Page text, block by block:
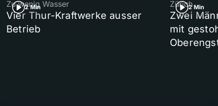
2 Min
Zu wenig Wasser
Vier Thur-Kraftwerke ausser
Betrieb
2 Min
Zürich
Zwei
mit